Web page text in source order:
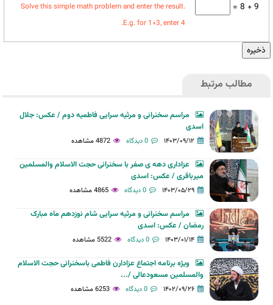
9 + 8 =
Solve this simple math problem and enter the result.
E.g. for 1+3, enter 4.
مطالب مرتبط
مراسم سخنرانی و مرثیه سرایی فاطمیه دوم / عکس: جلال
اسدی
۱۴۰۳/۰۹/۱۲ 0 دیدگاه 4872 مشاهده
عزاداری دهه ی صفر با سخنرانی حجت الاسلام والمسلمین
میرباقری / عکس: اسدی
۱۴۰۳/۰۵/۲۹ 0 دیدگاه 4865 مشاهده
مراسم سخنرانی و مرثیه سرایی شام نوزدهم ماه مبارک
رمضان / عکس: اسدی
۱۴۰۳/۰۱/۱۴ 0 دیدگاه 5522 مشاهده
ویژه برنامه اجتماع عزادارن فاطمی باسخنرانی حجت الاسلام
والمسلمین مسعودعالی /...
۱۴۰۲/۰۹/۲۶ 0 دیدگاه 6253 مشاهده